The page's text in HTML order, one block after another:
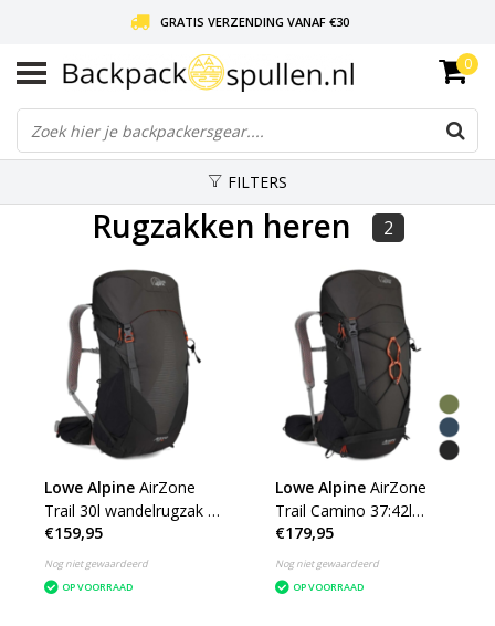
GRATIS VERZENDING VANAF €30
LIEFDE VOOR BACKPACKEN!
30 DAGEN GRATIS RETOUR
0
FILTERS
Rugzakken heren 2
Lowe Alpine AirZone
Trail 30l wandelrugzak -
zwart
€159,95
Nog niet gewaardeerd
OP VOORRAAD
Lowe Alpine AirZone
Trail Camino 37:42l
wandelrugzak -
meerdere kleuren
€179,95
Nog niet gewaardeerd
OP VOORRAAD